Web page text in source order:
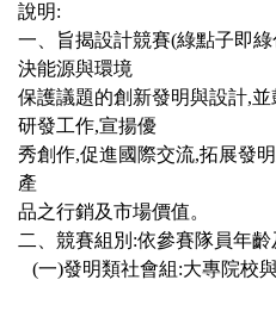
說明:
一、旨揭設計競賽(綠點子即
決能源與環境
保護議題的創新發明與設計,
研發工作,宣揚優
秀創作,促進國際交流,拓展發
產
品之行銷及市場價值。
二、競賽組別:依參賽隊員年
(一)發明類社會組:大專院校